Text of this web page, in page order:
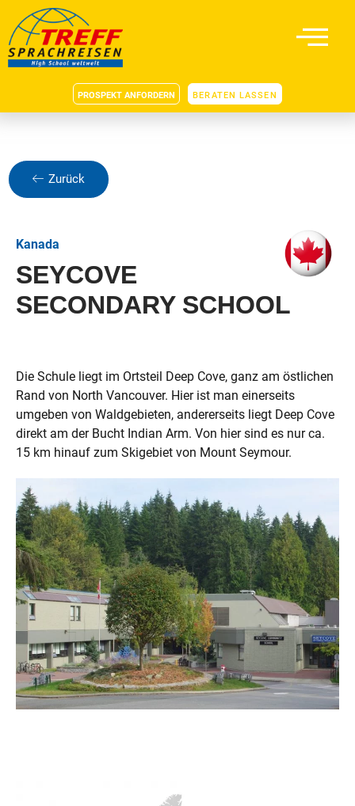
PROSPEKT ANFORDERN BERATEN LASSEN
Zurück
Kanada
SEYCOVE
SECONDARY SCHOOL
Die Schule liegt im Ortsteil Deep Cove, ganz am östlichen
Rand von North Vancouver. Hier ist man einerseits
umgeben von Waldgebieten, andererseits liegt Deep Cove
direkt am der Bucht Indian Arm. Von hier sind es nur ca.
15 km hinauf zum Skigebiet von Mount Seymour.